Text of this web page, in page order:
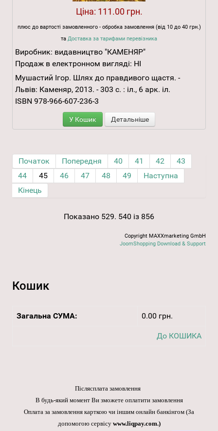
Ціна: 111.00 грн.
плюс до вартості замовленного - обробка замовлення (від 10 до 40 грн.)
та Доставка за тарифами перевізника
Виробник: видавництво "КАМЕНЯР"
Продаж в електронном вигляді: НІ
Мушастий Ігор. Шлях до правдивого щастя. -
Львів: Каменяр, 2013. - 303 с. : іл., 6 арк. іл.
ISBN 978-966-607-236-3
У Кошик Детальніше
Початок Попередня 40 41 42
43
44
45 46 47 48 49
Наступна
Кінець
Показано 529. 540 із 856
Copyright MAXXmarketing GmbH
JoomShopping Download & Support
Кошик
Загальна СУМА: 0.00 грн.
До КОШИКА
Післясплата замовлення
В будь-який момент Ви зможете оплатити замовлення
Оплата за замовлення карткою чи іншим онлайн банкінгом (За
допомогою сервісу www.liqpay.com.)